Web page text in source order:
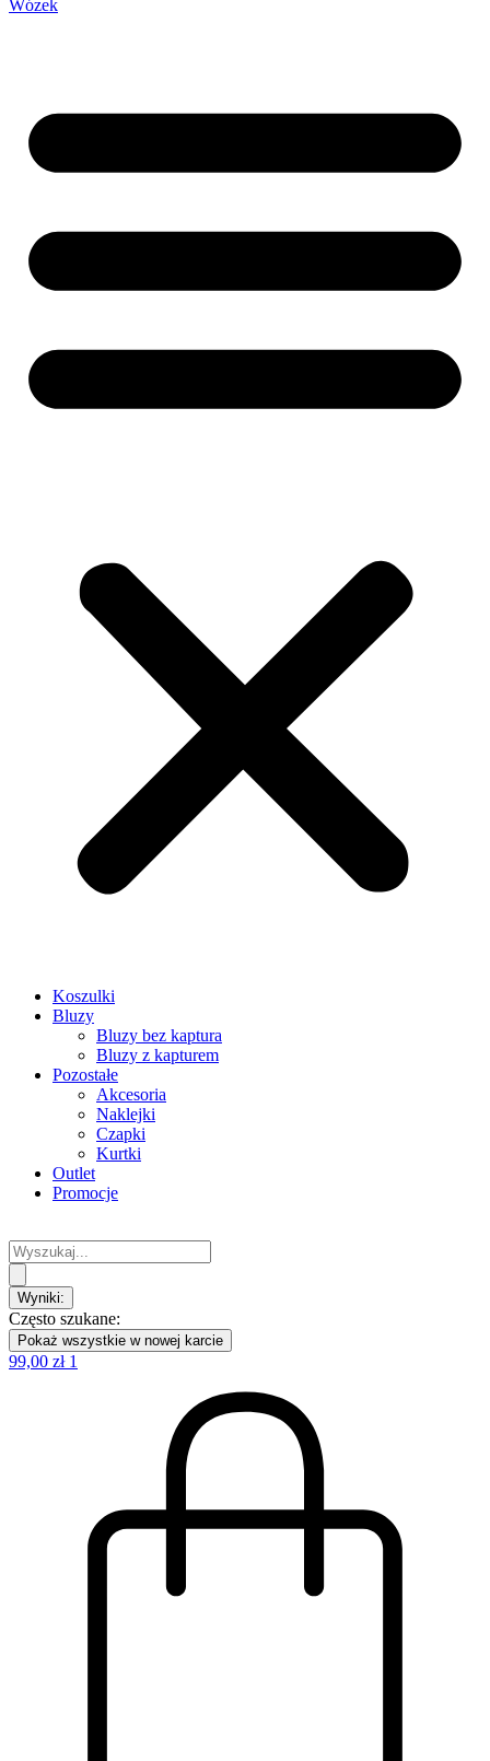
Wózek
Koszulki
Bluzy
Bluzy bez kaptura
Bluzy z kapturem
Pozostałe
Akcesoria
Naklejki
Czapki
Kurtki
Outlet
Promocje
Search
...
Wyniki:
Często szukane:
Pokaż wszystkie w nowej karcie
99,00 zł 1